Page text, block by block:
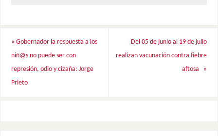
« Gobernador la respuesta a los
niñ@s no puede ser con
represión, odio y cizaña: Jorge
Prieto
Del 05 de junio al 19 de julio
realizan vacunación contra fiebre
aftosa »